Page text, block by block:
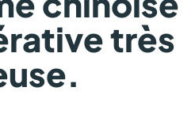
très